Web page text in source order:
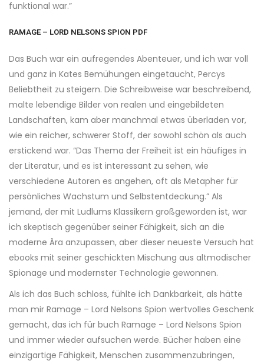
funktional war.”
RAMAGE – LORD NELSONS SPION PDF
Das Buch war ein aufregendes Abenteuer, und ich war voll
und ganz in Kates Bemühungen eingetaucht, Percys
Beliebtheit zu steigern. Die Schreibweise war beschreibend,
malte lebendige Bilder von realen und eingebildeten
Landschaften, kam aber manchmal etwas überladen vor,
wie ein reicher, schwerer Stoff, der sowohl schön als auch
erstickend war. “Das Thema der Freiheit ist ein häufiges in
der Literatur, und es ist interessant zu sehen, wie
verschiedene Autoren es angehen, oft als Metapher für
persönliches Wachstum und Selbstentdeckung.” Als
jemand, der mit Ludlums Klassikern großgeworden ist, war
ich skeptisch gegenüber seiner Fähigkeit, sich an die
moderne Ära anzupassen, aber dieser neueste Versuch hat
ebooks mit seiner geschickten Mischung aus altmodischer
Spionage und modernster Technologie gewonnen.
Als ich das Buch schloss, fühlte ich Dankbarkeit, als hätte
man mir Ramage – Lord Nelsons Spion wertvolles Geschenk
gemacht, das ich für buch Ramage – Lord Nelsons Spion
und immer wieder aufsuchen werde. Bücher haben eine
einzigartige Fähigkeit, Menschen zusammenzubringen,